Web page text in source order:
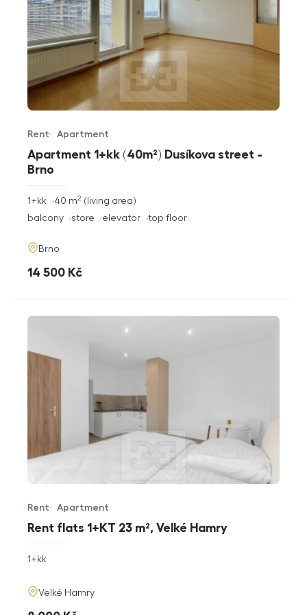
Apartment 1+kk (40m²) Dusíkova street -
Brno
Offer type
Rent
Property type
Apartment
rozměry
1+kk living area
40 m2
funkce
balcony store elevator top floor
adresa
Brno
cena
14 500 Kč
Rent flats 1+KT 23 m², Velké Hamry
Offer type
Rent
Property type
Apartment
rozměry
1+kk
adresa
Velké Hamry